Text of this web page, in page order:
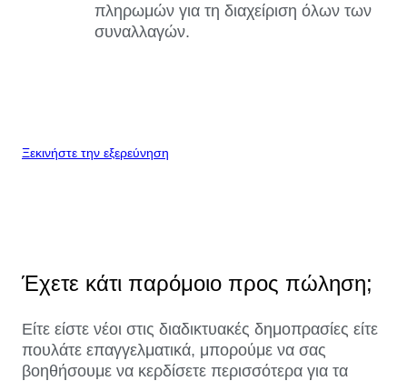
πληρωμών για τη διαχείριση όλων των
συναλλαγών.
Ξεκινήστε την εξερεύνηση
Έχετε κάτι παρόμοιο προς πώληση;
Είτε είστε νέοι στις διαδικτυακές δημοπρασίες είτε
πουλάτε επαγγελματικά, μπορούμε να σας
βοηθήσουμε να κερδίσετε περισσότερα για τα